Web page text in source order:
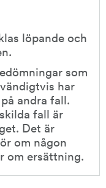
löpande och
som
har
andra fall.
fall är
Det är
om någon
om ersättning.